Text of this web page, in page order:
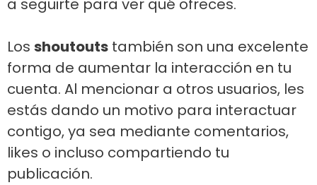
a seguirte para ver qué ofreces.
Los shoutouts también son una excelente
forma de aumentar la interacción en tu
cuenta. Al mencionar a otros usuarios, les
estás dando un motivo para interactuar
contigo, ya sea mediante comentarios,
likes o incluso compartiendo tu
publicación.